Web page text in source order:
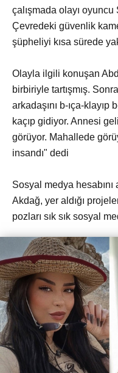
çalışmada olayı oyuncu
Çevredeki güvenlik
şüpheliyi kısa sürede
Olayla ilgili konuşan
birbiriyle tartışmış.
arkadaşını b-ıça-
kaçıp gidiyor. Annesi
görüyor. Mahallede
insandı" dedi
Sosyal medya
Akdağ, yer aldığı
pozları sık sık sosyal